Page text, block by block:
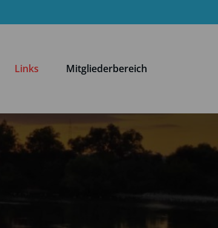
Links Mitgliederbereich